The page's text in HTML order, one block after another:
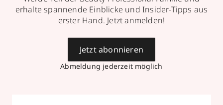
erhalte spannende Einblicke und Insider-Tipps aus
erster Hand. Jetzt anmelden!
Abmeldung jederzeit möglich
Jetzt abonnieren